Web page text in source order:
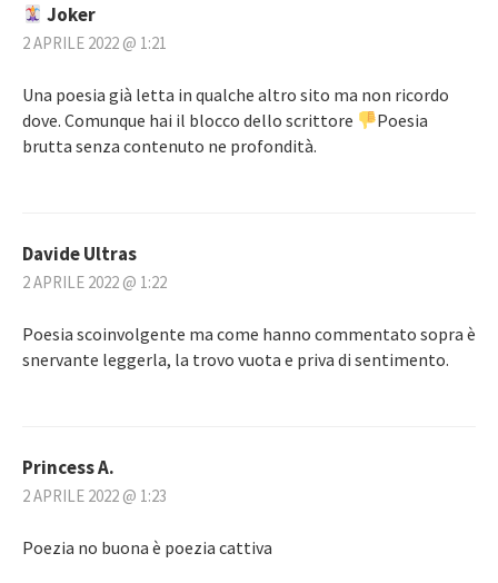
Joker
2 APRILE 2022 @ 1:21
Una poesia già letta in qualche altro sito ma non ricordo
dove. Comunque hai il blocco dello scrittore
Poesia
brutta senza contenuto ne profondità.
Davide Ultras
2 APRILE 2022 @ 1:22
Poesia scoinvolgente ma come hanno commentato sopra è
snervante leggerla, la trovo vuota e priva di sentimento.
Princess A.
2 APRILE 2022 @ 1:23
Poezia no buona è poezia cattiva